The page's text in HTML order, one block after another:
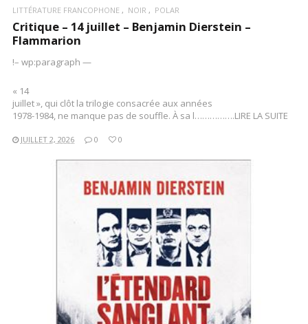
LITTÉRATURE FRANCOPHONE NOIR POLAR
Critique – 14 juillet – Benjamin Dierstein –
Flammarion
!– wp:paragraph —
« 14
juillet », qui clôt la trilogie consacrée aux années
1978-1984, ne manque pas de souffle. À sa l…………….LIRE LA SUITE
JUILLET 2, 2026 0 0
LIRE LA SUITE